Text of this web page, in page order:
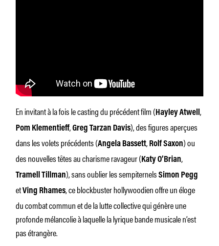
En invitant à la fois le casting du précédent film (Hayley Atwell ,
Pom Klementieff,Greg Tarzan Davis), des figures aperçues
dans les volets précédents (Angela Bassett, Rolf Saxon) ou
des nouvelles têtes au charisme ravageur (Katy O’Brian,
Tramell Tillman), sans oublier les sempiternelsSimon Pegg
etVing Rhames, ce blockbuster hollywoodien offre un éloge
du combat commun et de la lutte collective qui génère une
profonde mélancolie à laquelle la lyrique bande musicale n’est
pas étrangère.